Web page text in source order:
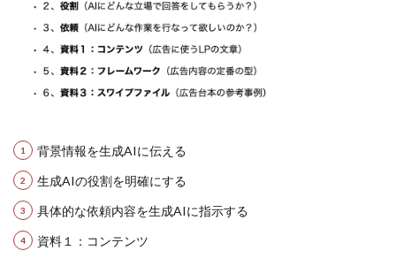
背景情報を生成AIに伝える
生成AIの役割を明確にする
具体的な依頼内容を生成AIに指示する
資料１：コンテンツ